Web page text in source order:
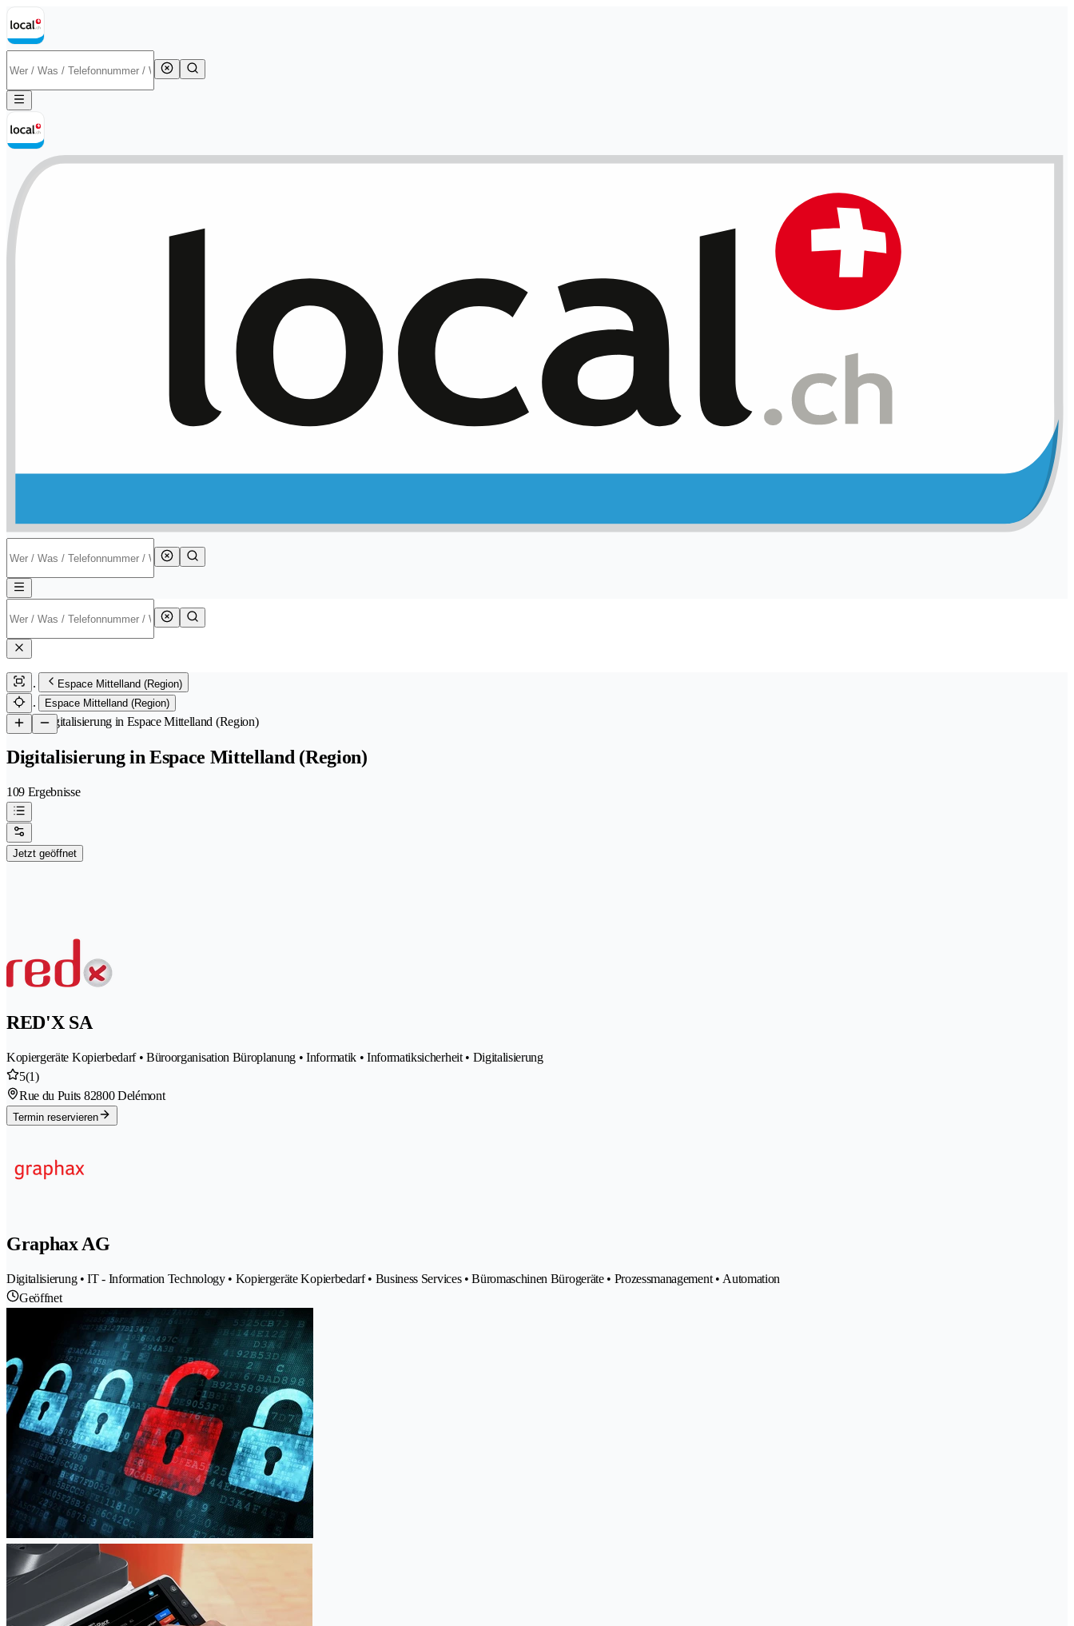
Espace Mittelland (Region)
Espace Mittelland (Region)
/Digitalisierung in Espace Mittelland (Region)
Digitalisierung in Espace Mittelland (Region)
109 Ergebnisse
Jetzt geöffnet
RED'X SA
Kopiergeräte Kopierbedarf • Büroorganisation Büroplanung • Informatik • Informatiksicherheit • Digitalisierung
5(1)
Rue du Puits 82800 Delémont
Termin reservieren
Graphax AG
Digitalisierung • IT - Information Technology • Kopiergeräte Kopierbedarf • Business Services • Büromaschinen Bürogeräte • Prozessmanagement • Automation
Geöffnet